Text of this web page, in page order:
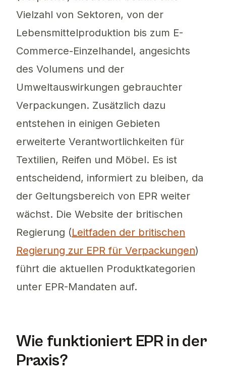
Vielzahl von Sektoren, von der
Lebensmittelproduktion bis zum E-
Commerce-Einzelhandel, angesichts
des Volumens und der
Umweltauswirkungen gebrauchter
Verpackungen. Zusätzlich dazu
entstehen in einigen Gebieten
erweiterte Verantwortlichkeiten für
Textilien, Reifen und Möbel. Es ist
entscheidend, informiert zu bleiben, da
der Geltungsbereich von EPR weiter
wächst. Die Website der britischen
Regierung (Leitfaden der britischen
Regierung zur EPR für Verpackungen)
führt die aktuellen Produktkategorien
unter EPR-Mandaten auf.
Wie funktioniert EPR in der
Praxis?